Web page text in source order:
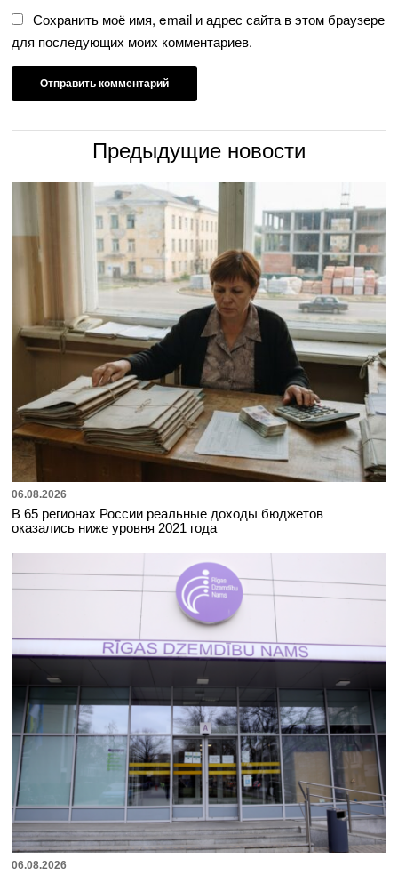
Сохранить моё имя, email и адрес сайта в этом браузере
для последующих моих комментариев.
Предыдущие новости
06.08.2026
В 65 регионах России реальные доходы бюджетов
оказались ниже уровня 2021 года
06.08.2026